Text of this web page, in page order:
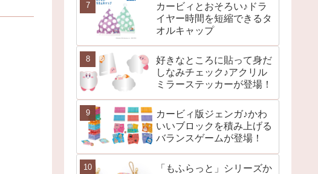
カービィとおそろい♪ドラ
イヤー時間を短縮できるタ
オルキャップ
好きなところに貼って身だ
しなみチェック♪アクリル
ミラーステッカーが登場！
カービィ版ジェンガ♪かわ
いいブロックを積み上げる
バランスゲームが登場！
「もふらっと」シリーズか